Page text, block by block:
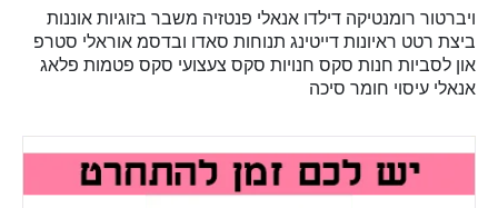
ויברטור רומנטיקה דילדו אנאלי פנטזיה משבר בזוגיות אוננות
ביצת רטט ראיונות דייטינג תנוחות סאדו ובדסמ אוראלי סטרפ
און לסביות חנות סקס חנויות סקס צעצועי סקס פטמות פלאג
אנאלי עיסוי חומר סיכה